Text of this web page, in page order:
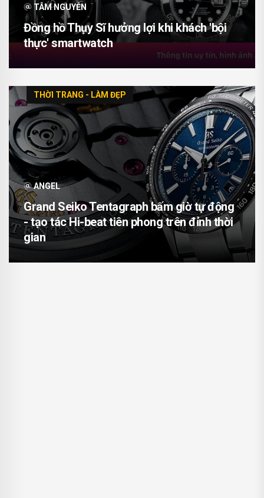
TÂM NGUYỄN
Đồng hồ Thụy Sĩ hưởng lợi khi khách 'bội
thực' smartwatch
THỜI TRANG - LÀM ĐẸP
ANGEL
Grand Seiko Tentagraph bấm giờ tự động
- tạo tác Hi-beat tiên phong trên đỉnh thời
gian